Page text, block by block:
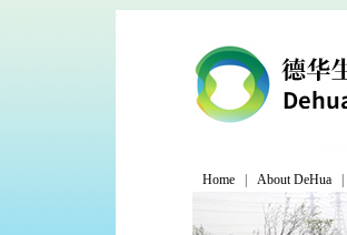
Home About DeHua